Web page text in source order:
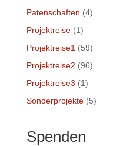
Patenschaften (4)
Projektreise(1)
Projektreise1 (59)
Projektreise2 (96)
Projektreise3 (1)
Sonderprojekte(5)
Spenden